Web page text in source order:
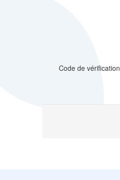
Code de vérification